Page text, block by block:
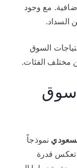
مع وجود
السداد.
السوق
مختلف الفئات.
سوق
نموذجاً
تعكس قدرة